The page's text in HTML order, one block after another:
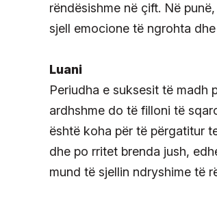
rëndësishme në çift. Në
sjell emocione të ngrohta
Luani
Periudha e suksesit të madh
ardhshme do të filloni të
është koha për të përgatitur
dhe po rritet brenda jush,
mund të sjellin ndryshime të